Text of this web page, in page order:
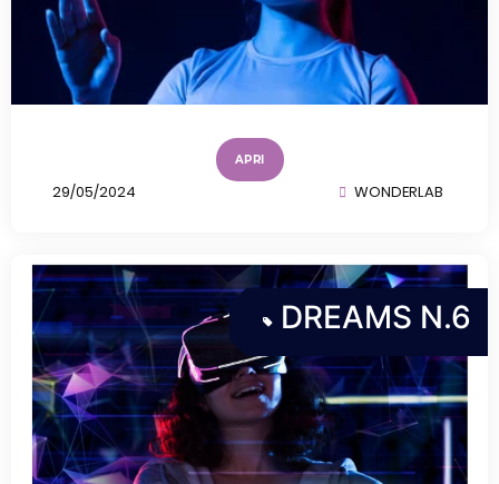
APRI
29/05/2024 WONDERLAB
DREAMS N.6